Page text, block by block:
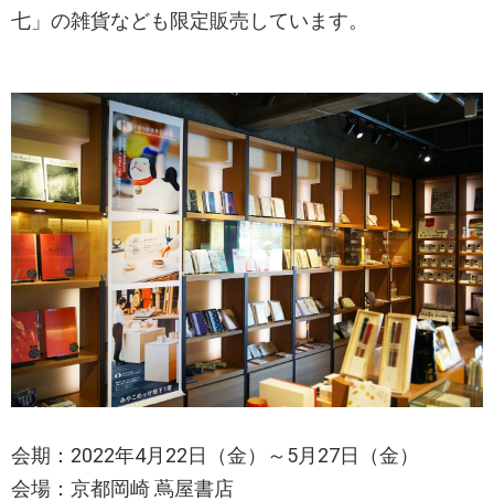
七」の雑貨なども限定販売しています。
会期：2022年4月22日（金）～5月27日（金）
会場：京都岡崎 蔦屋書店